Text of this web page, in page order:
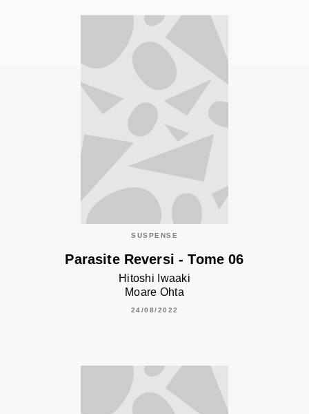
SUSPENSE
Parasite Reversi - Tome 06
Hitoshi Iwaaki
Moare Ohta
24/08/2022